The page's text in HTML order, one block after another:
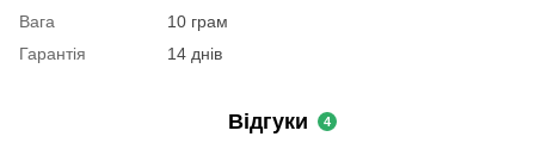
Вага
10 грам
Гарантія
14 днів
Відгуки 4